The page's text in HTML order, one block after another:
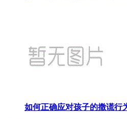
如何正确应对孩子的撒谎行